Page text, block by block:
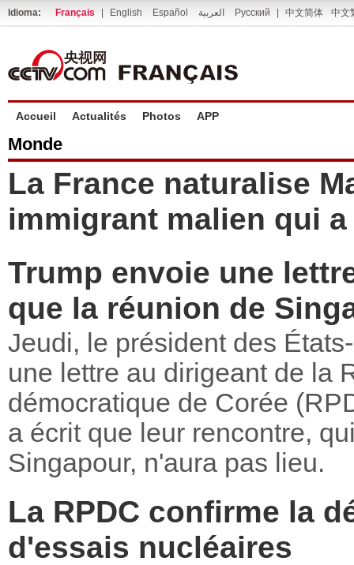
Idioma: Français English Español العربية Русский 中文简体 中文
Accueil Actualités Photos APP
Monde
La France naturalise
immigrant malien qui
Trump envoie une
que la réunion de
Jeudi, le président des
une lettre au dirigeant de la
démocratique de Corée
a écrit que leur rencontre,
Singapour, n'aura pas lieu.
La RPDC confirme la
d'essais nucléaires